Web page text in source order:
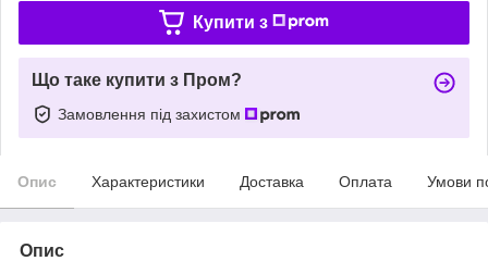
Купити з
Що таке купити з Пром?
Замовлення під захистом
Опис Характеристики Доставка Оплата Умови
Опис